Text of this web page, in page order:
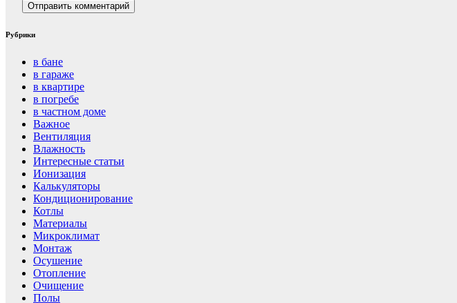
Рубрики
в бане
в гараже
в квартире
в погребе
в частном доме
Важное
Вентиляция
Влажность
Интересные статьи
Ионизация
Калькуляторы
Кондиционирование
Котлы
Материалы
Микроклимат
Монтаж
Осушение
Отопление
Очищение
Полы